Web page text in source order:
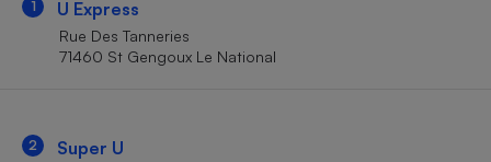
1 U Express
Rue Des Tanneries
71460 St Gengoux Le National
2 Super U